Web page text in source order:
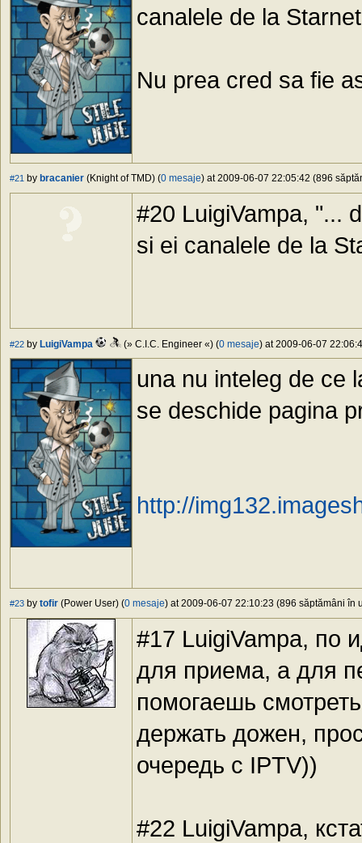
canalele de la
Nu prea cred sa fie
#21 by bracanier (Knight of TMD) (0 mesaje) at 2009-06-07 22:05:42 (896
#20 LuigiVampa, "...
si ei canalele de la
#22 by LuigiVampa (» C.I.C. Engineer «) (0 mesaje) at 2009-06-07
una nu inteleg de ce
se deschide pagina
http://
#23 by tofir (Power User) (0 mesaje) at 2009-06-07 22:10:23 (896 săptămâni în
#17 LuigiVampa, по
для приема, а для
помогаешь
держать дожен,
очередь с IPTV))
#22 LuigiVampa,